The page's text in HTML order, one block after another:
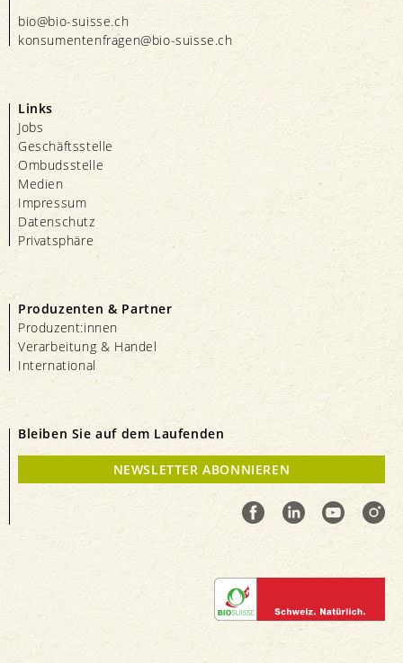
bio@bio-suisse.ch
konsumentenfragen@bio-suisse.ch
Links
Jobs
Geschäftsstelle
Ombudsstelle
Medien
Impressum
Datenschutz
Privatsphäre
Produzenten & Partner
Produzent:innen
Verarbeitung & Handel
International
Bleiben Sie auf dem Laufenden
NEWSLETTER ABONNIEREN